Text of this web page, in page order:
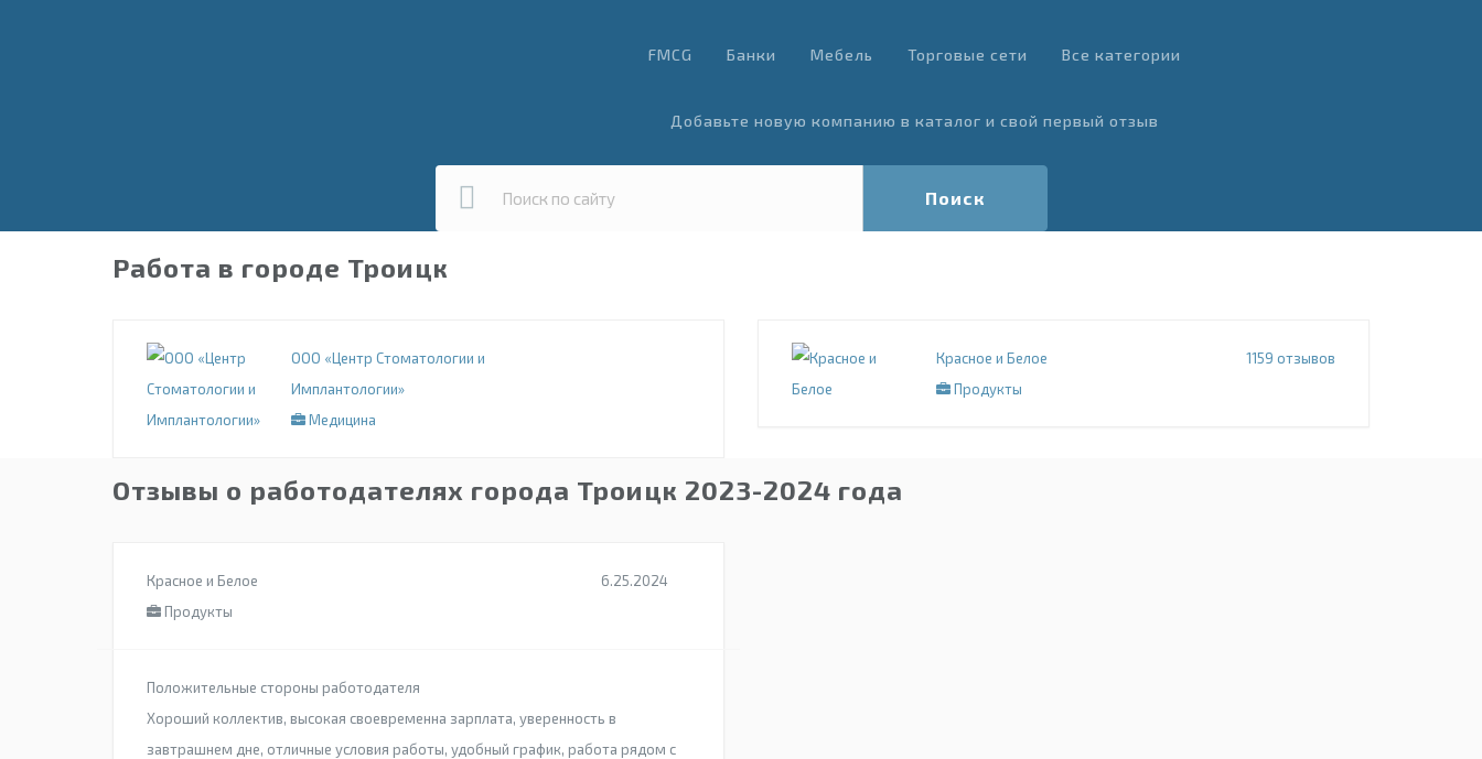
FMCG Банки Мебель Торговые сети Все категории
Добавьте новую компанию в каталог и свой первый отзыв
Поиск
Работа в городе Троицк
ООО «Центр Стоматологии и
Имплантологии»
Медицина
Красное и Белое
Продукты
1159 отзывов
Отзывы о работодателях города Троицк 2023-2024 года
Красное и Белое
Продукты
6.25.2024
Положительные стороны работодателя
Хороший коллектив, высокая своевременна зарплата, уверенность в
завтрашнем дне, отличные условия работы, удобный график, работа рядом с